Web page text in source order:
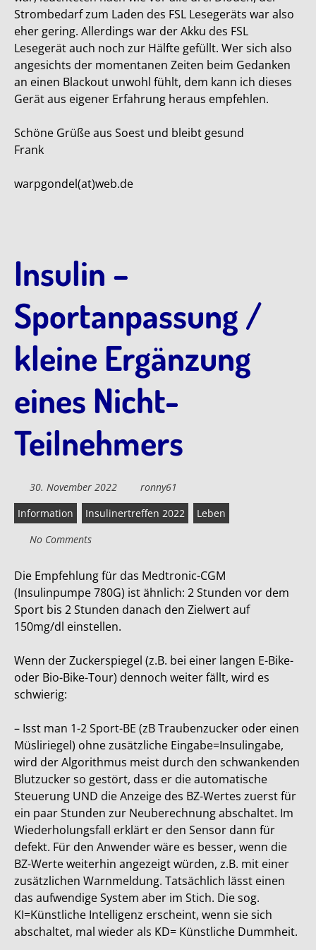
Strombedarf zum Laden des FSL Lesegeräts war also
eher gering. Allerdings war der Akku des FSL
Lesegerät auch noch zur Hälfte gefüllt. Wer sich also
angesichts der momentanen Zeiten beim Gedanken
an einen Blackout unwohl fühlt, dem kann ich dieses
Gerät aus eigener Erfahrung heraus empfehlen.
Schöne Grüße aus Soest und bleibt gesund
Frank
warpgondel(at)web.de
Insulin –
Sportanpassung /
kleine Ergänzung
eines Nicht-
Teilnehmers
30. November 2022
ronny61
Information
Insulinertreffen 2022
Leben
No Comments
Die Empfehlung für das Medtronic-CGM
(Insulinpumpe 780G) ist ähnlich: 2 Stunden vor dem
Sport bis 2 Stunden danach den Zielwert auf
150mg/dl einstellen.
Wenn der Zuckerspiegel (z.B. bei einer langen E-Bike-
oder Bio-Bike-Tour) dennoch weiter fällt, wird es
schwierig:
– Isst man 1-2 Sport-BE (zB Traubenzucker oder einen
Müsliriegel) ohne zusätzliche Eingabe=Insulingabe,
wird der Algorithmus meist durch den schwankenden
Blutzucker so gestört, dass er die automatische
Steuerung UND die Anzeige des BZ-Wertes zuerst für
ein paar Stunden zur Neuberechnung abschaltet. Im
Wiederholungsfall erklärt er den Sensor dann für
defekt. Für den Anwender wäre es besser, wenn die
BZ-Werte weiterhin angezeigt würden, z.B. mit einer
zusätzlichen Warnmeldung. Tatsächlich lässt einen
das aufwendige System aber im Stich. Die sog.
KI=Künstliche Intelligenz erscheint, wenn sie sich
abschaltet, mal wieder als KD= Künstliche Dummheit.